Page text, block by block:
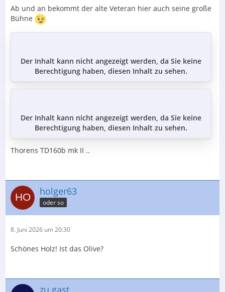
Ab und an bekommt der alte Veteran hier auch seine große
Bühne
Der Inhalt kann nicht angezeigt werden, da Sie keine
Berechtigung haben, diesen Inhalt zu sehen.
Der Inhalt kann nicht angezeigt werden, da Sie keine
Berechtigung haben, diesen Inhalt zu sehen.
Thorens TD160b mk II ..
holger63
oder so
8. Juni 2026 um 20:30
Schönes Holz! Ist das Olive?
zu gast